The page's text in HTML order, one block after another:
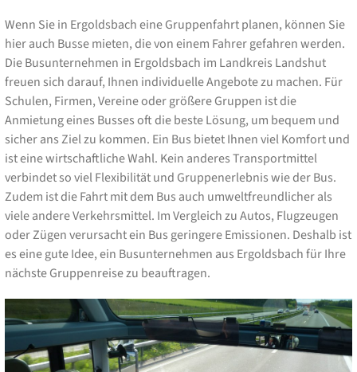
Wenn Sie in Ergoldsbach eine Gruppenfahrt planen, können Sie
hier auch Busse mieten, die von einem Fahrer gefahren werden.
Die Busunternehmen in Ergoldsbach im Landkreis Landshut
freuen sich darauf, Ihnen individuelle Angebote zu machen. Für
Schulen, Firmen, Vereine oder größere Gruppen ist die
Anmietung eines Busses oft die beste Lösung, um bequem und
sicher ans Ziel zu kommen. Ein Bus bietet Ihnen viel Komfort und
ist eine wirtschaftliche Wahl. Kein anderes Transportmittel
verbindet so viel Flexibilität und Gruppenerlebnis wie der Bus.
Zudem ist die Fahrt mit dem Bus auch umweltfreundlicher als
viele andere Verkehrsmittel. Im Vergleich zu Autos, Flugzeugen
oder Zügen verursacht ein Bus geringere Emissionen. Deshalb ist
es eine gute Idee, ein Busunternehmen aus Ergoldsbach für Ihre
nächste Gruppenreise zu beauftragen.